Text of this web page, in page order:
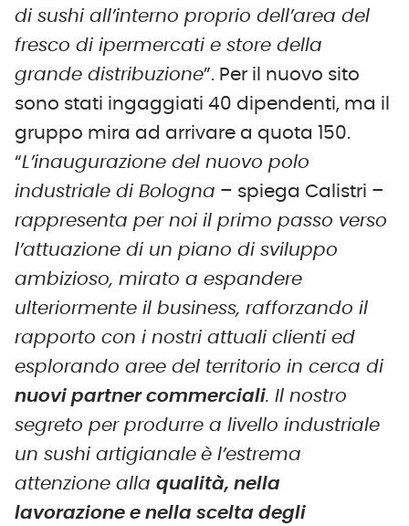
di sushi all’interno proprio dell’area del
fresco di ipermercati e store della
grande distribuzione”. Per il nuovo sito
sono stati ingaggiati 40 dipendenti, ma il
gruppo mira ad arrivare a quota 150.
“L’inaugurazione del nuovo polo
industriale di Bologna – spiega Calistri –
rappresenta per noi il primo passo verso
l’attuazione di un piano di sviluppo
ambizioso, mirato a espandere
ulteriormente il business, rafforzando il
rapporto con i nostri attuali clienti ed
esplorando aree del territorio in cerca di
nuovi partner commerciali. Il nostro
segreto per produrre a livello industriale
un sushi artigianale è l’estrema
attenzione alla qualità, nella
lavorazione e nella scelta degli